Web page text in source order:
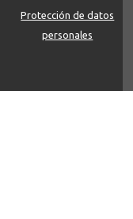
Protección de datos
personales